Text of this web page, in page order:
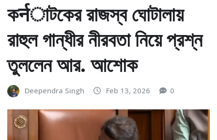
কर्नাটকের রাজস্ব ঘোটালায়
রাহুল গান্ধীর নীরবতা নিয়ে প্রশ্ন
তুললেন আর. আশোক
Deependra Singh Feb 13, 2026 0